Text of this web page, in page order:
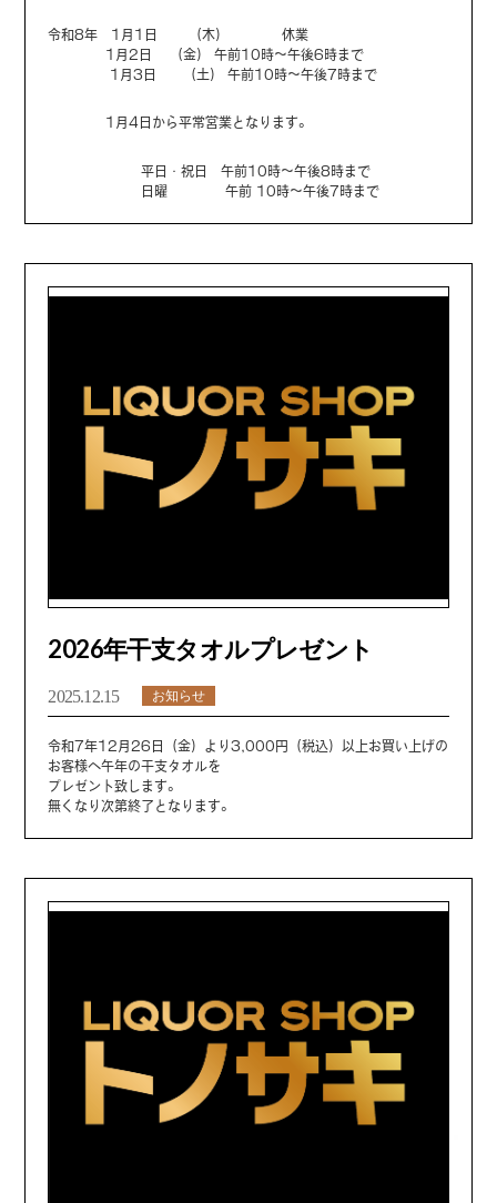
令和8年 1月1日 （木） 休業
1月2日 （金） 午前10時～午後6時まで
1月3日 （土） 午前10時～午後7時まで
1月4日から平常営業となります。
平日・祝日 午前10時～午後8時まで
日曜 午前 10時～午後7時まで
2026年干支タオルプレゼント
お知らせ
2025.12.15
令和7年12月26日（金）より3,000円（税込）以上お買い上げの
お客様へ午年の干支タオルを
プレゼント致します。
無くなり次第終了となります。